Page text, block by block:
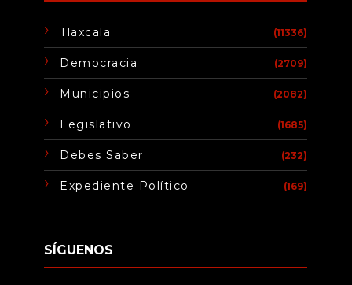
Tlaxcala (11336)
Democracia (2709)
Municipios (2082)
Legislativo (1685)
Debes Saber (232)
Expediente Político (169)
SÍGUENOS